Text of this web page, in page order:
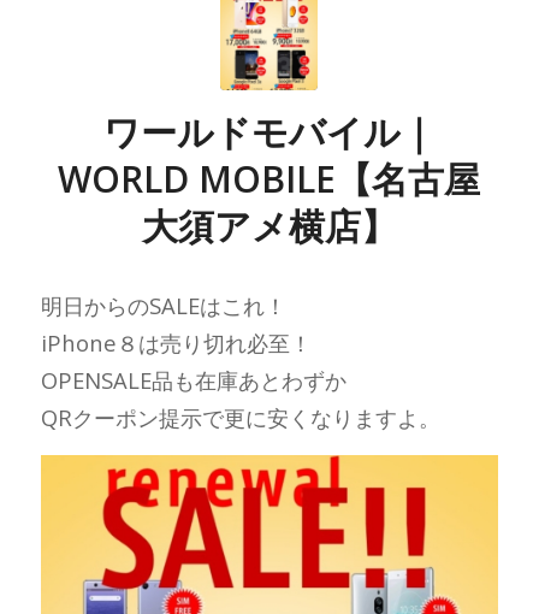
ワールドモバイル｜
WORLD MOBILE【名古屋
大須アメ横店】
明日からのSALEはこれ！
iPhone８は売り切れ必至！
OPENSALE品も在庫あとわずか
QRクーポン提示で更に安くなりますよ。